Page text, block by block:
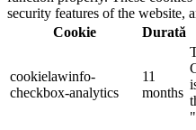
security features of the website,
Cookie
Durată
cookielawinfo-
checkbox-analytics
11
months